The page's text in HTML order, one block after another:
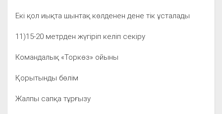
Екі қол иықта шынтақ көлденен дене тік ұсталады
11)15-20 метрден жүгіріп келіп секіру
Командалық «Торкөз» ойыны
Қорытынды бөлім
Жалпы сапқа тұрғызу